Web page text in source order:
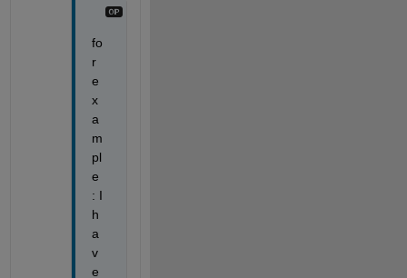
fo
r
e
x
a
m
pl
e
: I
h
a
v
e